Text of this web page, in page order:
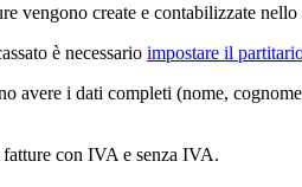
vengono create e contabilizzate
è necessario impostare il
avere i dati completi (nome,
con IVA e senza IVA.